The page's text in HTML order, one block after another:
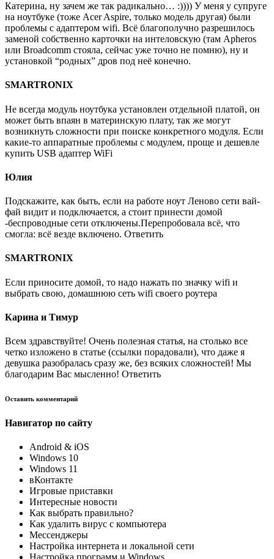
Катерина, ну зачем же так радикально… :)))) У меня у супруге
на ноутбуке (тоже Acer Aspire, только модель другая) были
проблемы с адаптером wifi. Всё благополучно разрешилось
заменой собственно карточки на интеловскую (там Apheros
или Broadcomm стояла, сейчас уже точно не помню), ну и
установкой “родных” дров под неё конечно.
SMARTRONIX
Не всегда модуль ноутбука установлен отдельной платой, он
может быть впаян в материнскую плату, так же могут
возникнуть сложности при поиске конкретного модуля. Если
какие-то аппаратные проблемы с модулем, проще и дешевле
купить USB адаптер WiFi
Юлия
Подскажите, как быть, если на работе ноут Леново сети вай-
фай видит и подключается, а стоит принести домой
-беспроводные сети отключены.Перепробовала всё, что
смогла: всё везде включено. Ответить
SMARTRONIX
Если приносите домой, то надо нажать по значку wifi и
выбрать свою, домашнюю сеть wifi своего роутера
Карина и Тимур
Всем здравствуйте! Очень полезная статья, на столько все
четко изложено в статье (ссылки порадовали), что даже я
девушка разобралась сразу же, без всяких сложностей! Мы
благодарим Вас мысленно! Ответить
Оставить комментарий
Навигатор по сайту
Android & iOS
Windows 10
Windows 11
вКонтакте
Игровые приставки
Интересные новости
Как выбрать правильно?
Как удалить вирус с компьютера
Мессенджеры
Настройка интернета и локальной сети